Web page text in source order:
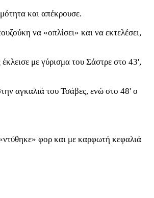
και απέκρουσε.
να «οπλίσει» και να εκτελέσει,
με γύρισμα του Σάστρε στο 43',
αγκαλιά του Τσάβες, ενώ στο 48' ο
φορ και με καρφωτή κεφαλιά